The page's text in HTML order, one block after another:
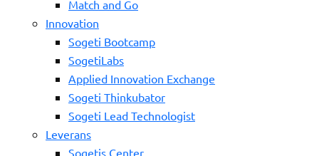
Match and Go
Innovation
Sogeti Bootcamp
SogetiLabs
Applied Innovation Exchange
Sogeti Thinkubator
Sogeti Lead Technologist
Leverans
Sogetis Center